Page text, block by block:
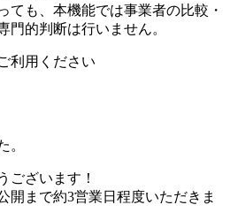
ても、本機能では事業者の比較・
門的判断は行いません。
利用ください
。
ございます！
開まで約3営業日程度いただきま